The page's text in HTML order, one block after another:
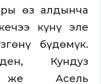
өз алдынча
күнү эле
бүдөмүк.
Кундуз
же Асель